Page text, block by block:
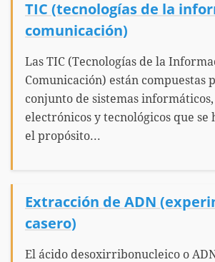
TIC (tecnologías de la
comunicación)
Las TIC (Tecnologías de la
Comunicación) están compuestas
conjunto de sistemas
electrónicos y tecnológicos que se
el propósito...
Extracción de ADN
casero)
El ácido desoxirribonucleico o